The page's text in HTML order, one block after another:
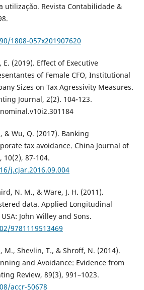
utilização. Revista Contabilidade &
1808-057x201907620
E. (2019). Effect of Executive
of Female CFO, Institutional
Sizes on Tax Agressivity Measures.
Journal, 2(2). 104-123.
& Wu, Q. (2017). Banking
tax avoidance. China Journal of
10(2), 87-104.
j.cjar.2016.09.004
N. M., & Ware, J. H. (2011).
data. Applied Longitudinal
John Willey and Sons.
9781119513469
M., Shevlin, T., & Shroff, N. (2014).
and Avoidance: Evidence from
Review, 89(3), 991–1023.
accr-50678